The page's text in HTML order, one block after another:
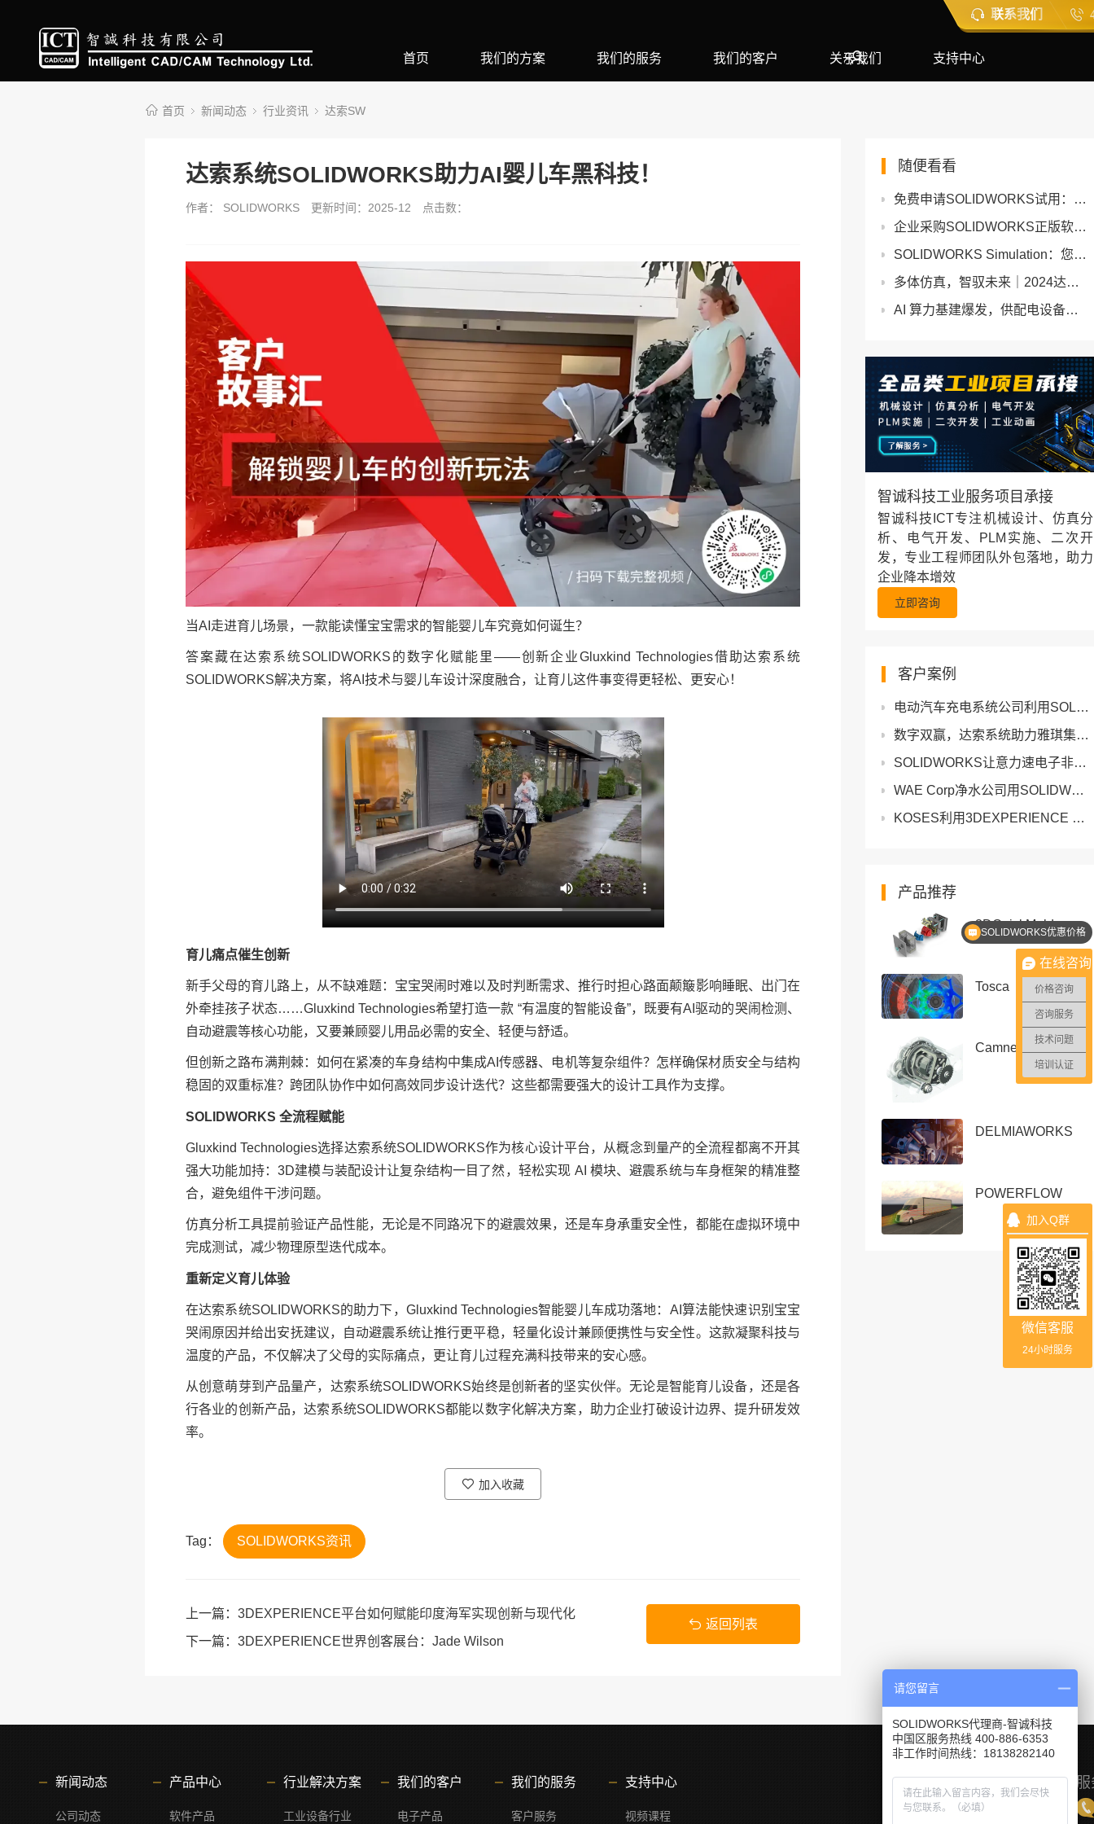
联系我们
首页 我们的方案 我们的服务 我们的客户 关于我们 支持中心
首页 新闻动态 行业资讯 达索SW
达索系统SOLIDWORKS助力AI婴儿车黑科技！
作者： SOLIDWORKS 更新时间：2025-12 点击数：
当AI走进育儿场景，一款能读懂宝宝需求的智能婴儿车究竟如何诞生？
答案藏在达索系统SOLIDWORKS的数字化赋能里——创新企业Gluxkind Technologies借助达索系统
SOLIDWORKS解决方案，将AI技术与婴儿车设计深度融合，让育儿这件事变得更轻松、更安心！
育儿痛点催生创新
新手父母的育儿路上，从不缺难题：宝宝哭闹时难以及时判断需求、推行时担心路面颠簸影响睡眠、出门在
外牵挂孩子状态……Gluxkind Technologies希望打造一款 “有温度的智能设备”，既要有AI驱动的哭闹检测、
自动避震等核心功能，又要兼顾婴儿用品必需的安全、轻便与舒适。
但创新之路布满荆棘：如何在紧凑的车身结构中集成AI传感器、电机等复杂组件？怎样确保材质安全与结构
稳固的双重标准？跨团队协作中如何高效同步设计迭代？这些都需要强大的设计工具作为支撑。
SOLIDWORKS 全流程赋能
Gluxkind Technologies选择达索系统SOLIDWORKS作为核心设计平台，从概念到量产的全流程都离不开其
强大功能加持：3D建模与装配设计让复杂结构一目了然，轻松实现 AI 模块、避震系统与车身框架的精准整
合，避免组件干涉问题。
仿真分析工具提前验证产品性能，无论是不同路况下的避震效果，还是车身承重安全性，都能在虚拟环境中
完成测试，减少物理原型迭代成本。
重新定义育儿体验
在达索系统SOLIDWORKS的助力下，Gluxkind Technologies智能婴儿车成功落地：AI算法能快速识别宝宝
哭闹原因并给出安抚建议，自动避震系统让推行更平稳，轻量化设计兼顾便携性与安全性。这款凝聚科技与
温度的产品，不仅解决了父母的实际痛点，更让育儿过程充满科技带来的安心感。
从创意萌芽到产品量产，达索系统SOLIDWORKS始终是创新者的坚实伙伴。无论是智能育儿设备，还是各
行各业的创新产品，达索系统SOLIDWORKS都能以数字化解决方案，助力企业打破设计边界、提升研发效
率。
加入收藏
Tag： SOLIDWORKS资讯
上一篇： 3DEXPERIENCE平台如何赋能印度海军实现创新与现代化
下一篇： 3DEXPERIENCE世界创客展台：Jade Wilson
返回列表
随便看看
免费申请SOLIDWORKS试用：亲眼见证软件实战效果！
企业采购SOLIDWORKS正版软件全攻略：从选型到落地的实战指南
SOLIDWORKS Simulation：您产品设计的专属AI医生
多体仿真，智驭未来｜2024达索系统SIMULIA Simpack用户日圆满落幕
AI 算力基建爆发，供配电设备企业如何靠SOLIDWORKS跟上交付节奏？
智诚科技工业服务项目承接
智诚科技ICT专注机械设计、仿真分
析、电气开发、PLM实施、二次开
发，专业工程师团队外包落地，助力
企业降本增效
立即咨询
客户案例
电动汽车充电系统公司利用SOLIDWORKS和3DEXPERIENCE提速增效
数字双赢，达索系统助力雅琪集团缩短研发周期
SOLIDWORKS让意力速电子非标结构件的设计更轻松
WAE Corp净水公司用SOLIDWORKS和3DEXPERIENCE Works将设计周期缩短70%
KOSES利用3DEXPERIENCE Works仿真解决方案将设计优化速度提高40%
产品推荐
3DQuickMold
Tosca
Camnetics
DELMIAWORKS
POWERFLOW
加入Q群
微信客服
24小时服务
新闻动态
公司动态
产品中心
软件产品
行业解决方案
工业设备行业
我们的客户
电子产品
我们的服务
客户服务
支持中心
视频课程
在线咨询
价格咨询
咨询服务
技术问题
培训认证
SOLIDWORKS正版软件
请您留言
SOLIDWORKS代理商-智诚科技
中国区服务热线 400-886-6353
非工作时间热线：18138282140